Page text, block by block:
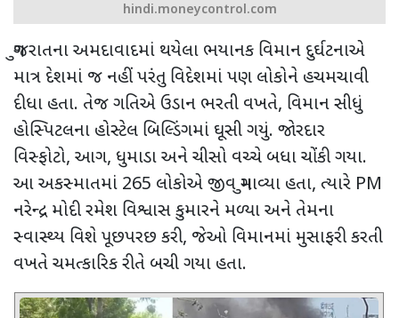
hindi.moneycontrol.com
ગુજરાતના અમદાવાદમાં થયેલા ભયાનક વિમાન દુર્ઘટનાએ
માત્ર દેશમાં જ નહીં પરંતુ વિદેશમાં પણ લોકોને હચમચાવી
દીધા હતા. તેજ ગતિએ ઉડાન ભરતી વખતે, વિમાન સીધું
હોસ્પિટલના હોસ્ટેલ બિલ્ડિંગમાં ઘૂસી ગયું. જોરદાર
વિસ્ફોટો, આગ, ધુમાડા અને ચીસો વચ્ચે બધા ચોંકી ગયા.
આ અકસ્માતમાં 265 લોકોએ જીવ ગુમાવ્યા હતા, ત્યારે PM
નરેન્દ્ર મોદી રમેશ વિશ્વાસ કુમારને મળ્યા અને તેમના
સ્વાસ્થ્ય વિશે પૂછપરછ કરી, જેઓ વિમાનમાં મુસાફરી કરતી
વખતે ચમત્કારિક રીતે બચી ગયા હતા.